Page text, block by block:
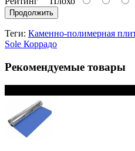
Продолжить
Теги: Каменно-полимерная
Sole Коррадо
Рекомендуемые товары